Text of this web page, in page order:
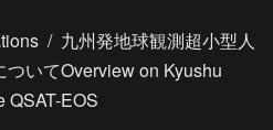
/ 九州発地球観測超小型人
いてOverview on Kyushu
QSAT-EOS